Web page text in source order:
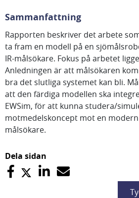
Sammanfattning
Rapporten beskriver det arbete
ta fram en modell på en
IR-målsökare. Fokus på arbetet
Anledningen är att målsökaren
bra det slutliga systemet kan bli.
att den färdiga modellen ska
EWSim, för att kunna studera/
motmedelskoncept mot en modern
målsökare.
Dela sidan